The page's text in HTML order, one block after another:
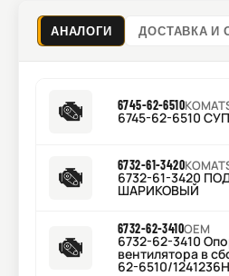
АНАЛОГИ ДОСТАВКА И
6745-62-6510
6745-62-6510
6732-61-3420
6732-61-3420
ШАРИКОВЫЙ
6732-62-3410OEM
6732-62-3410
вентилятора в
62-6510/